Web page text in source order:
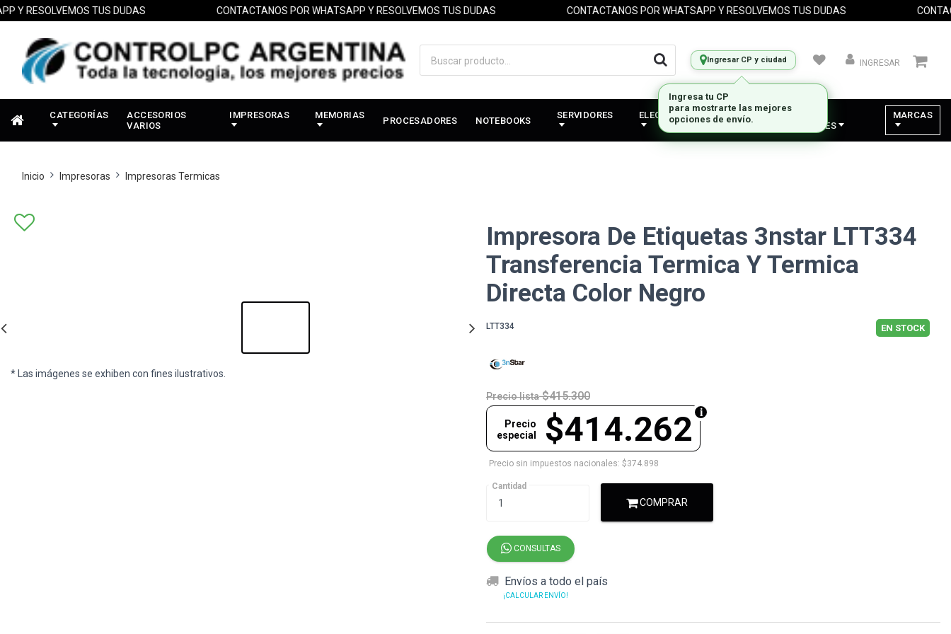
TUS DUDAS CONTACTANOS POR WHATSAPP Y RESOLVEMOS TUS DUDAS CONTACTANOS POR WHATSAPP Y RESOLVEMOS TUS DUDAS
Ingresar CP y ciudad INGRESAR
CATEGORÍAS
ACCESORIOS
VARIOS
IMPRESORAS MEMORIAS PROCESADORES NOTEBOOKS SERVIDORES ELECTRODOMESTICOS
VARIOS -
COMPONENTES
MARCAS
Inicio Impresoras Impresoras Termicas
* Las imágenes se exhiben con fines ilustrativos.
Impresora De Etiquetas 3nstar LTT334
Transferencia Termica Y Termica
Directa Color Negro
LTT334 EN STOCK
Precio lista $415.300
$414.262
Precio
especial
Precio sin impuestos nacionales: $374.898
Cantidad
COMPRAR
CONSULTAS
Envíos a todo el país
¡CALCULAR ENVÍO!